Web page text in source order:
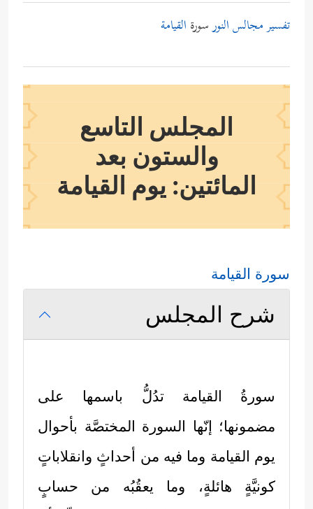
تفسير مجالس النورسورة القيامة
المجلس التاسع
والستون بعد
المائتين: يوم القيامة
سورة القيامة
شرح المجلس
سورةُ القيامة تدُلُّ باسمها على
مضمونها؛ إنّها السورة المختصَّة بأحوال
يوم القيامة وما فيه من أحداثٍ وانقلاباتٍ
كونيَّةٍ هائلةٍ، وما يعقُبُه من حسابٍ